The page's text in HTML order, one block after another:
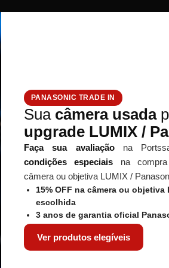
PANASONIC TRADE IN
Sua câmera usada
upgrade LUMIX /
Faça sua avaliaçãona
condições especiais na
câmera ou objetiva LUMIX /
15% OFF na câmera ou objetiva
escolhida
3 anos de garantia oficial
Ver produtos elegíveis
Tripé / Monopé Estúdio /
RF 35-135mm - Usado